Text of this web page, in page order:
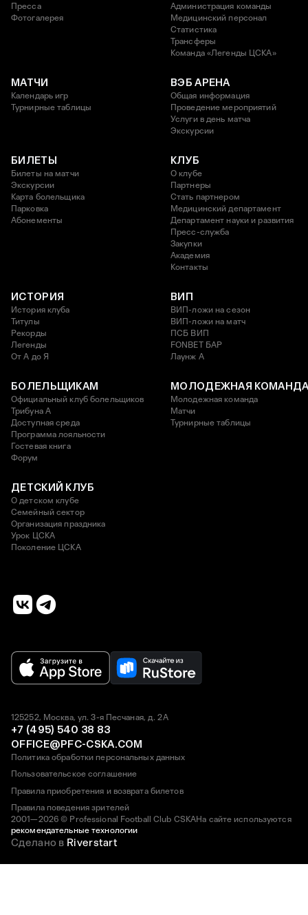
Пресса
Фотогалерея
Администрация команды
Медицинский персонал
Статистика
Трансферы
Команда «Легенды ЦСКА»
МАТЧИ
Календарь игр
Турнирные таблицы
ВЭБ АРЕНА
Общая информация
Проведение мероприятий
Услуги в день матча
Экскурсии
БИЛЕТЫ
Билеты на матчи
Экскурсии
Карта болельщика
Парковка
Абонементы
КЛУБ
О клубе
Партнеры
Стать партнером
Медицинский департамент
Департамент науки и развития
Пресс-служба
Закупки
Академия
Контакты
ИСТОРИЯ
История клуба
Титулы
Рекорды
Легенды
От А до Я
ВИП
ВИП-ложи на сезон
ВИП-ложи на матч
ПСБ ВИП
FONBET БАР
Лаунж A
БОЛЕЛЬЩИКАМ
Официальный клуб болельщиков
Трибуна А
Доступная среда
Программа лояльности
Гостевая книга
Форум
МОЛОДЕЖНАЯ
Молодежная команда
Матчи
Турнирные таблицы
ДЕТСКИЙ КЛУБ
О детском клубе
Семейный сектор
Организация праздника
Урок ЦСКА
Поколение ЦСКА
2001—2026 © Professional Football Club CSKAНа сайте используются
рекомендательные технологии
125252, Москва, ул. 3-я Песчаная, д. 2А
+7 (495) 540 38 83
OFFICE@PFC-CSKA.COM
Политика обработки персональных данных
Пользовательское соглашение
Правила приобретения и возврата билетов
Правила поведения зрителей
Сделано в Riverstart